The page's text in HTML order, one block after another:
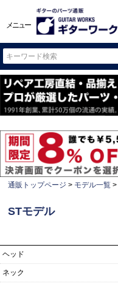
メニュー
通販トップページ モデル一覧
STモデル
ヘッド
ネック